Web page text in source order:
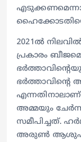
2021ൽ
പ്രകാരം
ഭർത്താവിന്റെ
അമ്മയും
സമീപിച്ചത്.
അരുൺ